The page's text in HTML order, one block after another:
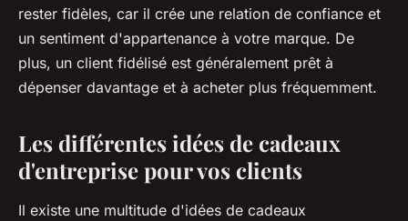
rester fidèles, car il crée une relation de confiance et
un sentiment d'appartenance à votre marque. De
plus, un client fidélisé est généralement prêt à
dépenser davantage et à acheter plus fréquemment.
Les différentes idées de cadeaux
d'entreprise pour vos clients
Il existe une multitude d'idées de cadeaux